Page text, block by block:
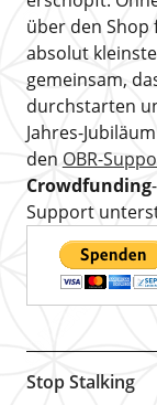
über den
absolut
gemeinsam,
durchstarten
Jahres-
den OBR-
Crowdfunding
Support
Stop Stalking